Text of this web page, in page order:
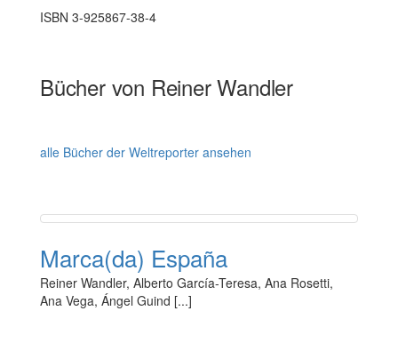
ISBN 3-925867-38-4
Bücher von Reiner Wandler
alle Bücher der Weltreporter ansehen
Marca(da) España
Reiner Wandler, Alberto García-Teresa, Ana Rosetti,
Ana Vega, Ángel Guind [...]